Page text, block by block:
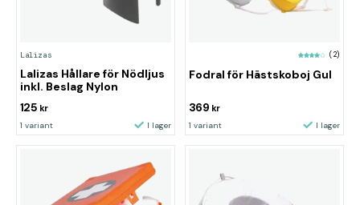
Lalizas
Lalizas Hållare för Nödljus
inkl. Beslag Nylon
125 kr
1 variant I lager
(2)
Fodral för Hästskoboj Gul
369 kr
1 variant I lager